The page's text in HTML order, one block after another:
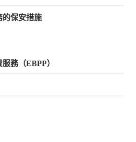
的保安措施
務（EBPP）